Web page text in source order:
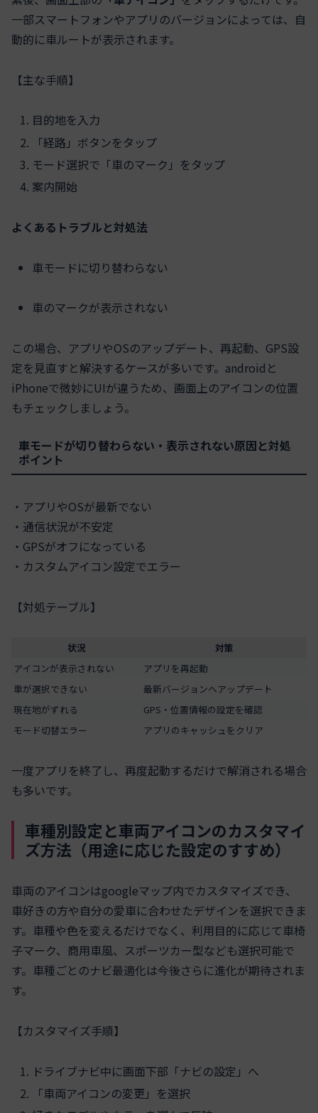
一部スマートフォンやアプリのバージョンによっては、自
動的に車ルートが表示されます。
【主な手順】
目的地を入力
「経路」ボタンをタップ
モード選択で「車のマーク」をタップ
案内開始
よくあるトラブルと対処法
車モードに切り替わらない
車のマークが表示されない
この場合、アプリやOSのアップデート、再起動、GPS設
定を見直すと解決するケースが多いです。androidと
iPhoneで微妙にUIが違うため、画面上のアイコンの位置
もチェックしましょう。
車モードが切り替わらない・表示されない原因と対処
ポイント
・アプリやOSが最新でない
・通信状況が不安定
・GPSがオフになっている
・カスタムアイコン設定でエラー
【対処テーブル】
状況
対策
アイコンが表示されない
アプリを再起動
車が選択できない
最新バージョンへアップデート
現在地がずれる
GPS・位置情報の設定を確認
モード切替エラー
アプリのキャッシュをクリア
一度アプリを終了し、再度起動するだけで解消される場合
も多いです。
車種別設定と車両アイコンのカスタマイ
ズ方法（用途に応じた設定のすすめ）
車両のアイコンはgoogleマップ内でカスタマイズでき、
車好きの方や自分の愛車に合わせたデザインを選択できま
す。車種や色を変えるだけでなく、利用目的に応じて車椅
子マーク、商用車風、スポーツカー型なども選択可能で
す。車種ごとのナビ最適化は今後さらに進化が期待されま
す。
【カスタマイズ手順】
ドライブナビ中に画面下部「ナビの設定」へ
「車両アイコンの変更」を選択